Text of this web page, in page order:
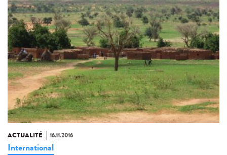
ACTUALITÉ 16.11.2016
International